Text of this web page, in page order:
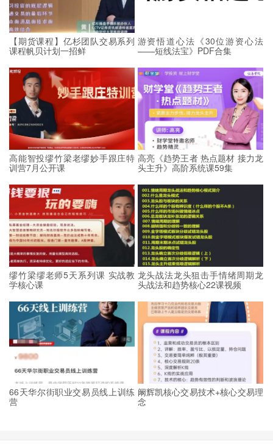
【期货课程】亿杉团队交易系列
课程帆贝计划一招鲜
游资悟道心法《30位游资心法
——短线法宝》PDF合集
高能智投缪竹梁老缪妙手跟庄特
训营7月公开课
高亮《趋势王者 热点题材 接力龙
头主升》高阶系统课59集
缪竹梁缪老师5天系列课 实战教
学核心课
龙头战法龙头狙击手情绪周期龙
头战法和趋势核心22课视频
66天华尔街职业交易员线上训练
营
阚辉凯核心交易技术+核心交易理
念